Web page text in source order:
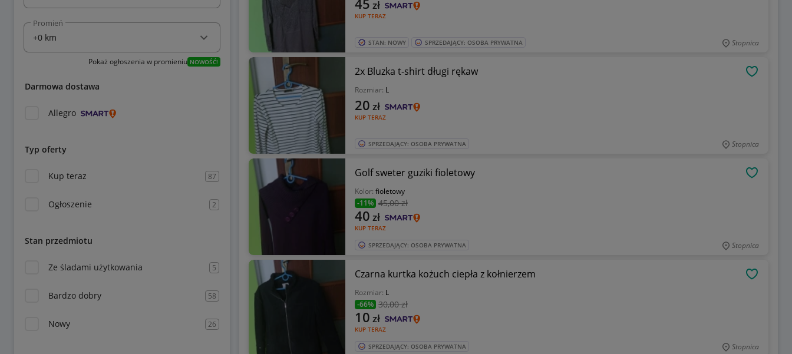
Promień
Pokaż ogłoszenia w promieniu NOWOŚĆ!
Darmowa dostawa
Allegro
Typ oferty
Kup teraz 87
Ogłoszenie 2
Stan przedmiotu
Ze śladami użytkowania 5
Bardzo dobry 58
Nowy 26
KUP TERAZ
45 zł
STAN: NOWY SPRZEDAJĄCY: OSOBA PRYWATNA Stopnica
2x Bluzka t-shirt długi rękaw
Rozmiar: L
KUP TERAZ
20 zł
SPRZEDAJĄCY: OSOBA PRYWATNA Stopnica
Golf sweter guziki fioletowy
Kolor: fioletowy
-11% 45,00 zł
KUP TERAZ
40 zł
SPRZEDAJĄCY: OSOBA PRYWATNA Stopnica
Czarna kurtka kożuch ciepła z kołnierzem
Rozmiar: L
-66% 30,00 zł
KUP TERAZ
10 zł
SPRZEDAJĄCY: OSOBA PRYWATNA Stopnica